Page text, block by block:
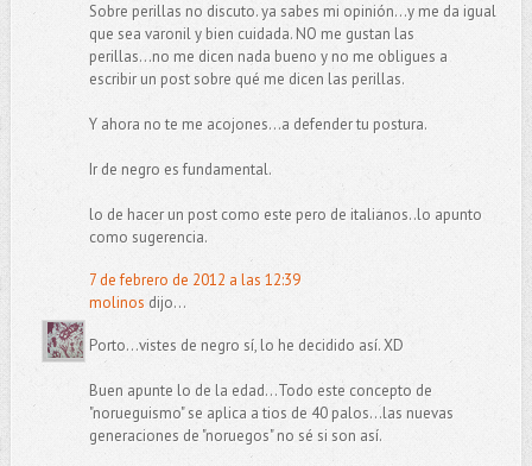
Sobre perillas no discuto. ya sabes mi opinión...y me da igual
que sea varonil y bien cuidada. NO me gustan las
perillas...no me dicen nada bueno y no me obligues a
escribir un post sobre qué me dicen las perillas.
Y ahora no te me acojones...a defender tu postura.
Ir de negro es fundamental.
lo de hacer un post como este pero de italianos..lo apunto
como sugerencia.
7 de febrero de 2012 a las 12:39
molinos dijo...
Porto...vistes de negro sí, lo he decidido así. XD
Buen apunte lo de la edad...Todo este concepto de
"norueguismo" se aplica a tios de 40 palos...las nuevas
generaciones de "noruegos" no sé si son así.